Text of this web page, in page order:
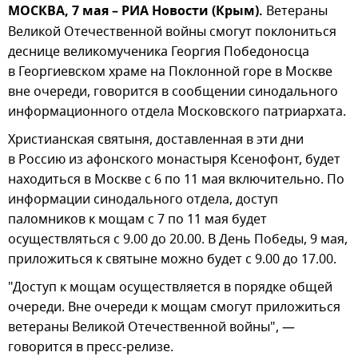
МОСКВА, 7 мая – РИА Новости (Крым). Ветераны
Великой Отечественной войны смогут поклониться
деснице великомученика Георгия Победоносца
в Георгиевском храме на Поклонной горе в Москве
вне очереди, говорится в сообщении синодального
информационного отдела Московского патриархата.
Христианская святыня, доставленная в эти дни
в Россию из афонского монастыря Ксенофонт, будет
находиться в Москве с 6 по 11 мая включительно. По
информации синодального отдела, доступ
паломников к мощам с 7 по 11 мая будет
осуществляться с 9.00 до 20.00. В День Победы, 9 мая,
приложиться к святыне можно будет с 9.00 до 17.00.
"Доступ к мощам осуществляется в порядке общей
очереди. Вне очереди к мощам смогут приложиться
ветераны Великой Отечественной войны", —
говорится в пресс-релизе.